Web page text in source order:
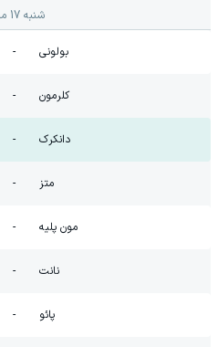
شنبه 17 مرداد
بولونی -
کلرمون -
دانکرک -
متز -
مون پلیه -
نانت -
پائو -